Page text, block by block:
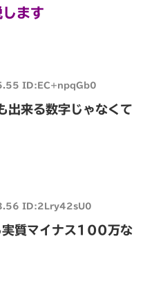
ます
ID:EC+npqGb0
出来る数字じゃなくて
ID:2Lry42sU0
質マイナス100万な